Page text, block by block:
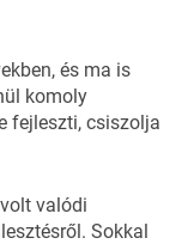
és ma is
komoly
fejleszti, csiszolja
valódi
Sokkal